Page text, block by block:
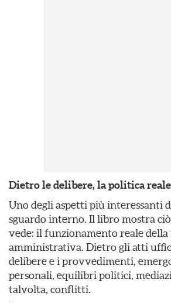
Dietro le delibere, la politica reale
Uno degli aspetti più interessanti
sguardo interno. Il libro mostra ciò
vede: il funzionamento reale della
amministrativa. Dietro gli atti
delibere e i provvedimenti,
personali, equilibri politici,
talvolta, conflitti.